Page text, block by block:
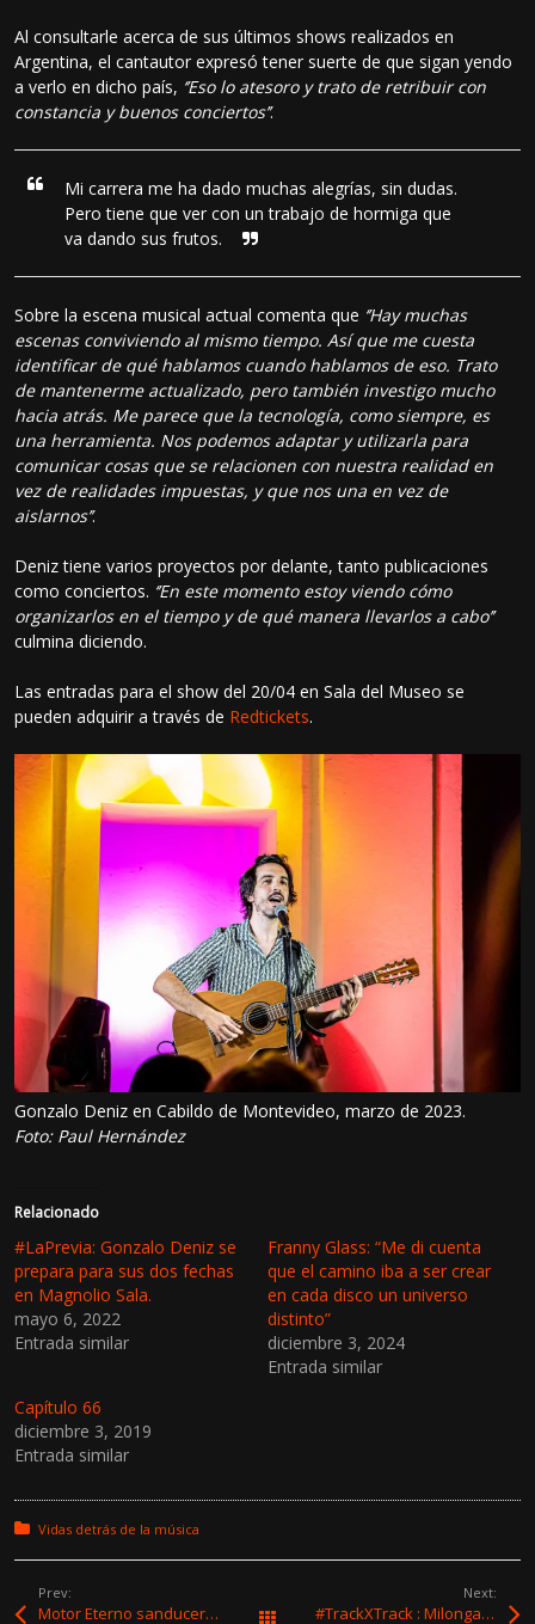
Al consultarle acerca de sus últimos shows realizados en
Argentina, el cantautor expresó tener suerte de que sigan yendo
a verlo en dicho país, ‘’Eso lo atesoro y trato de retribuir con
constancia y buenos conciertos’’.
Mi carrera me ha dado muchas alegrías, sin dudas.
Pero tiene que ver con un trabajo de hormiga que
va dando sus frutos.
Sobre la escena musical actual comenta que ‘’Hay muchas
escenas conviviendo al mismo tiempo. Así que me cuesta
identificar de qué hablamos cuando hablamos de eso. Trato
de mantenerme actualizado, pero también investigo mucho
hacia atrás. Me parece que la tecnología, como siempre, es
una herramienta. Nos podemos adaptar y utilizarla para
comunicar cosas que se relacionen con nuestra realidad en
vez de realidades impuestas, y que nos una en vez de
aislarnos’’.
Deniz tiene varios proyectos por delante, tanto publicaciones
como conciertos. ‘’En este momento estoy viendo cómo
organizarlos en el tiempo y de qué manera llevarlos a cabo’’
culmina diciendo.
Las entradas para el show del 20/04 en Sala del Museo se
pueden adquirir a través de Redtickets.
Gonzalo Deniz en Cabildo de Montevideo, marzo de 2023.
Foto: Paul Hernández
Relacionado
#LaPrevia: Gonzalo Deniz se
prepara para sus dos fechas
en Magnolio Sala.
mayo 6, 2022
Entrada similar
Franny Glass: “Me di cuenta
que el camino iba a ser crear
en cada disco un universo
distinto”
diciembre 3, 2024
Entrada similar
Capítulo 66
diciembre 3, 2019
Entrada similar
Posted in:
Vidas detrás de la música
Prev:
Motor Eterno sanducero rugiendo en el litoral del país All Works
Next:
#TrackXTrack : Milonga Indie – “Después de lo real”